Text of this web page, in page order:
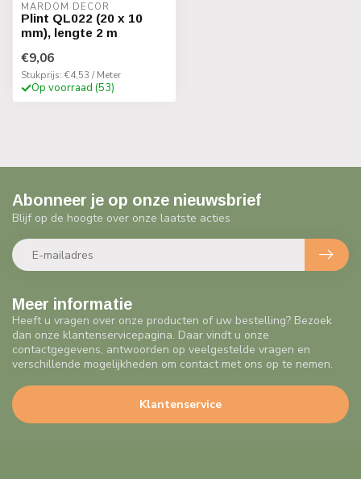
MARDOM DECOR
Plint QL022 (20 x 10
mm), lengte 2 m
€9,06
Stukprijs: €4,53 / Meter
Op voorraad (53)
Meer informatie
Heeft u vragen over onze producten of uw bestelling? Bezoek
dan onze klantenservicepagina. Daar vindt u onze
contactgegevens, antwoorden op veelgestelde vragen en
verschillende mogelijkheden om contact met ons op te nemen.
Klantenservice
Abonneer je op onze nieuwsbrief
Blijf op de hoogte over onze laatste acties